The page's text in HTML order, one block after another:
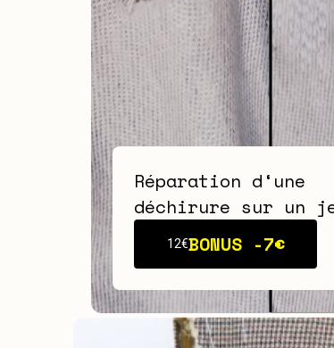
Réparation d‘une
déchirure sur un
12€BONUS -7€